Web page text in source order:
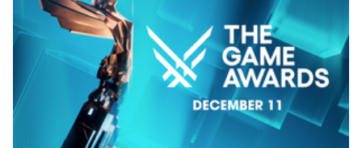
Impressum